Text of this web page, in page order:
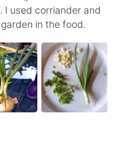
I used corriander and
in the food.